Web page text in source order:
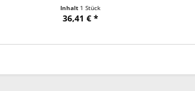
Inhalt 1 Stück
36,41 € *